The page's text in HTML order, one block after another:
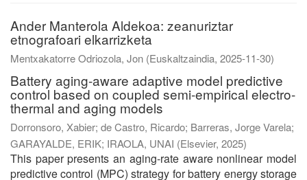
Ander Manterola Aldekoa: zeanuriztar
etnografoari elkarrizketa
Mentxakatorre Odriozola, Jon (Euskaltzaindia, 2025-11-30)
Battery aging-aware adaptive model predictive
control based on coupled semi-empirical electro-
thermal and aging models
Dorronsoro, Xabier; de Castro, Ricardo; Barreras, Jorge Varela;
GARAYALDE, ERIK; IRAOLA, UNAI (Elsevier, 2025)
This paper presents an aging-rate aware nonlinear model
predictive control (MPC) strategy for battery energy storage